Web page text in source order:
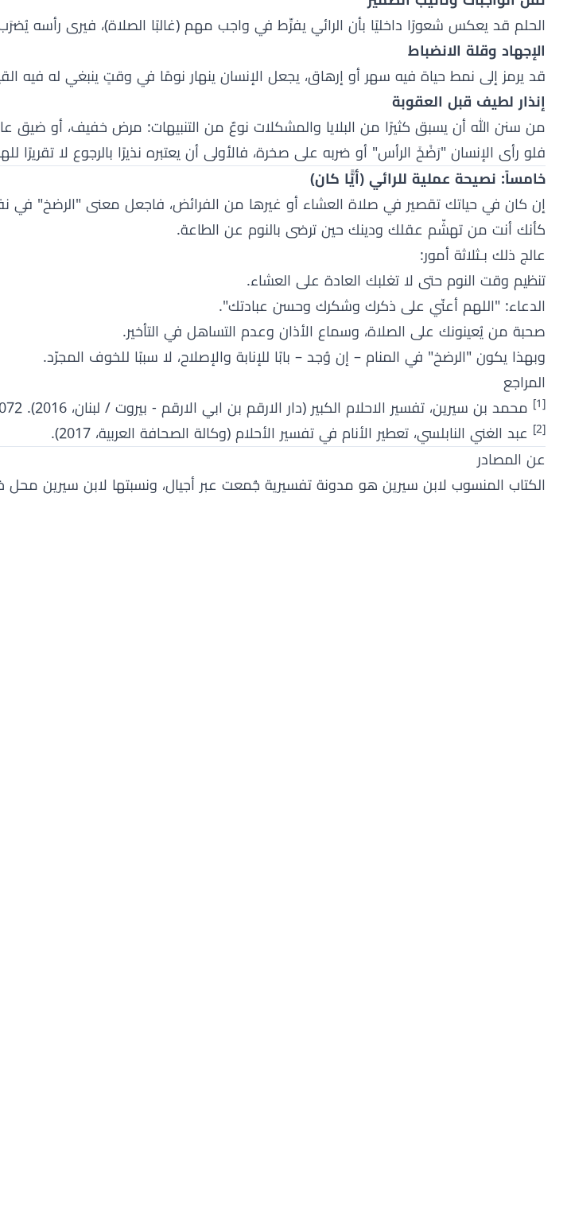
الحلم قد يعكس شعورًا داخليًا بأن الرائي يفرِّط في واجب مهم (غالبًا الصلاة)، فيرى رأسه
الإجهاد وقلة الانضباط
قد يرمز إلى نمط حياة فيه سهر أو إرهاق، يجعل الإنسان ينهار نومًا في وقتٍ ينبغي له فيه
إنذار لطيف قبل العقوبة
من سنن الله أن يسبق كثيرًا من البلايا والمشكلات نوعٌ من التنبيهات: مرض خفيف، أو ضيق
فلو رأى الإنسان "رَضْخَ الرأس" أو ضربه على صخرة، فالأولى أن يعتبره نذيرًا بالرجوع لا تقريرًا
خامساً: نصيحة عملية للرائي (أيًّا كان)
إن كان في حياتك تقصير في صلاة العشاء أو غيرها من الفرائض، فاجعل معنى "الرضخ" في
كأنك أنت من تهشّم عقلك ودينك حين ترضى بالنوم عن الطاعة.
عالج ذلك بـثلاثة أمور:
تنظيم وقت النوم حتى لا تغلبك العادة على العشاء.
الدعاء: "اللهم أعنّي على ذكرك وشكرك وحسن عبادتك".
صحبة من يُعينونك على الصلاة، وسماع الأذان وعدم التساهل في التأخير.
وبهذا يكون "الرضخ" في المنام – إن وُجد – بابًا للإنابة والإصلاح، لا سببًا للخوف المجرّد.
المراجع
[1] محمد بن سيرين، تفسير الاحلام الكبير (دار الارقم بن ابي الارقم - بيروت / لبنان، 2016). ISBN: 9789953724072.
[2]
عبد الغني النابلسي، تعطير الأنام في تفسير الأحلام (وكالة الصحافة العربية، 2017).
عن المصادر
الكتاب المنسوب لابن سيرين هو مدونة تفسيرية جُمعت عبر أجيال، ونسبتها لابن سيرين